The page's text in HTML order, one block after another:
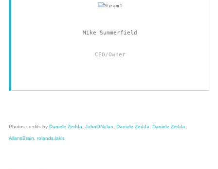
Mike Summerfield
CEO/Owner
Photos credits by Daniele Zedda JohnONolan Daniele Zedda Daniele Zedda
AllansBrain rolands.lakis